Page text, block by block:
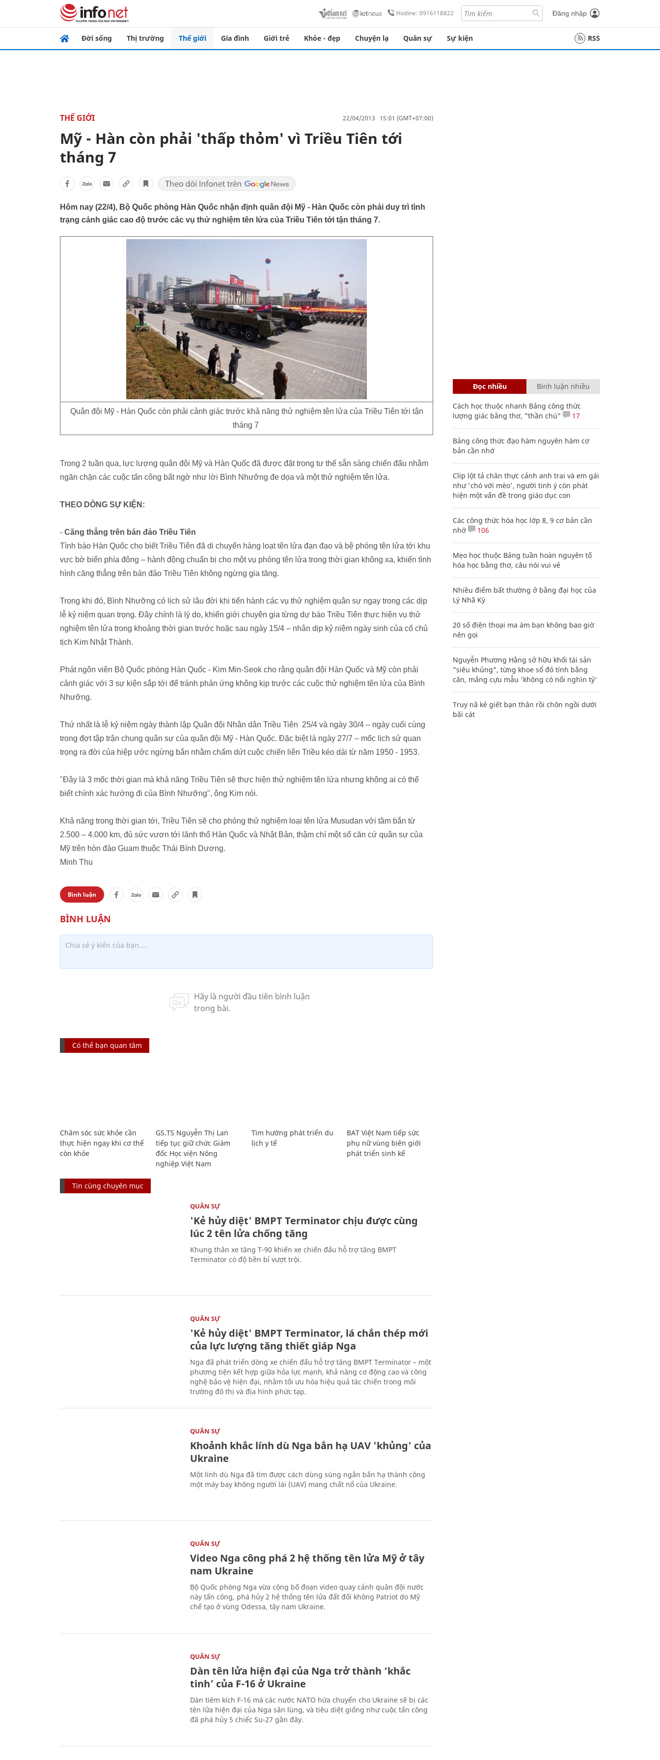
Hotline: 0916118822 Đăng nhập
Đời sống Thị trường Thế giới Gia đình Giới trẻ Khỏe - đẹp Chuyện lạ Quân sự Sự kiện RSS
THẾ GIỚI 22/04/2013 15:01 (GMT+07:00)
Mỹ - Hàn còn phải 'thấp thỏm' vì Triều Tiên tới
tháng 7
Hôm nay (22/4), Bộ Quốc phòng Hàn Quốc nhận định quân đội Mỹ - Hàn Quốc còn phải duy trì tình
trạng cảnh giác cao độ trước các vụ thử nghiệm tên lửa của Triều Tiên tới tận tháng 7.
Quân đội Mỹ - Hàn Quốc còn phải cảnh giác trước khả năng thử nghiệm tên lửa của Triều Tiên tới tận
tháng 7
Trong 2 tuần qua, lực lượng quân đội Mỹ và Hàn Quốc đã được đặt trong tư thế sẵn sàng chiến đấu nhằm
ngăn chặn các cuộc tấn công bất ngờ như lời Bình Nhưỡng đe dọa và một thử nghiệm tên lửa.
THEO DÒNG SỰ KIỆN:
- Căng thẳng trên bán đảo Triều Tiên
Tình báo Hàn Quốc cho biết Triều Tiên đã di chuyển hàng loạt tên lửa đạn đạo và bệ phóng tên lửa tới khu
vực bờ biển phía đông – hành động chuẩn bị cho một vụ phóng tên lửa trong thời gian không xa, khiến tình
hình căng thẳng trên bán đảo Triều Tiên không ngừng gia tăng.
Trong khi đó, Bình Nhưỡng có lịch sử lâu đời khi tiến hành các vụ thử nghiệm quân sự ngay trong các dịp
lễ kỷ niệm quan trọng. Đây chính là lý do, khiến giới chuyên gia từng dự báo Triều Tiên thực hiện vụ thử
nghiệm tên lửa trong khoảng thời gian trước hoặc sau ngày 15/4 – nhân dịp kỷ niệm ngày sinh của cố chủ
tịch Kim Nhật Thành.
Phát ngôn viên Bộ Quốc phòng Hàn Quốc - Kim Min-Seok cho rằng quân đội Hàn Quốc và Mỹ còn phải
cảnh giác với 3 sự kiện sắp tới để tránh phản ứng không kịp trước các cuộc thử nghiệm tên lửa của Bình
Nhưỡng.
Thứ nhất là lễ kỷ niệm ngày thành lập Quân đội Nhân dân Triều Tiên 25/4 và ngày 30/4 – ngày cuối cùng
trong đợt tập trận chung quân sự của quân đội Mỹ - Hàn Quốc. Đặc biệt là ngày 27/7 – mốc lịch sử quan
trọng ra đời của hiệp ước ngừng bắn nhằm chấm dứt cuộc chiến liên Triều kéo dài từ năm 1950 - 1953.
"Đây là 3 mốc thời gian mà khả năng Triều Tiên sẽ thực hiện thử nghiệm tên lửa nhưng không ai có thể
biết chính xác hướng đi của Bình Nhưỡng", ông Kim nói.
Khả năng trong thời gian tới, Triều Tiên sẽ cho phóng thử nghiệm loại tên lửa Musudan với tầm bắn từ
2.500 – 4.000 km, đủ sức vươn tới lãnh thổ Hàn Quốc và Nhật Bản, thậm chí một số căn cứ quân sự của
Mỹ trên hòn đảo Guam thuộc Thái Bình Dương.
Minh Thu
Bình luận
Có thể bạn quan tâm
Chăm sóc sức khỏe cần
thực hiện ngay khi cơ thể
còn khỏe
GS.TS Nguyễn Thị Lan
tiếp tục giữ chức Giám
đốc Học viện Nông
nghiệp Việt Nam
Tìm hướng phát triển du
lịch y tế
BAT Việt Nam tiếp sức
phụ nữ vùng biên giới
phát triển sinh kế
Tin cùng chuyên mục
QUÂN SỰ
'Kẻ hủy diệt' BMPT Terminator chịu được cùng
lúc 2 tên lửa chống tăng
Khung thân xe tăng T-90 khiến xe chiến đấu hỗ trợ tăng BMPT
Terminator có độ bền bỉ vượt trội.
QUÂN SỰ
'Kẻ hủy diệt' BMPT Terminator, lá chắn thép mới
của lực lượng tăng thiết giáp Nga
Nga đã phát triển dòng xe chiến đấu hỗ trợ tăng BMPT Terminator – một
phương tiện kết hợp giữa hỏa lực mạnh, khả năng cơ động cao và công
nghệ bảo vệ hiện đại, nhằm tối ưu hóa hiệu quả tác chiến trong môi
trường đô thị và địa hình phức tạp.
QUÂN SỰ
Khoảnh khắc lính dù Nga bắn hạ UAV 'khủng' của
Ukraine
Một lính dù Nga đã tìm được cách dùng súng ngắn bắn hạ thành công
một máy bay không người lái (UAV) mang chất nổ của Ukraine.
QUÂN SỰ
Video Nga công phá 2 hệ thống tên lửa Mỹ ở tây
nam Ukraine
Bộ Quốc phòng Nga vừa công bố đoạn video quay cảnh quân đội nước
này tấn công, phá hủy 2 hệ thống tên lửa đất đối không Patriot do Mỹ
chế tạo ở vùng Odessa, tây nam Ukraine.
QUÂN SỰ
Dàn tên lửa hiện đại của Nga trở thành ‘khắc
tinh’ của F-16 ở Ukraine
Dàn tiêm kích F-16 mà các nước NATO hứa chuyển cho Ukraine sẽ bị các
tên lửa hiện đại của Nga săn lùng, và tiêu diệt giống như cuộc tấn công
đã phá hủy 5 chiếc Su-27 gần đây.
Đọc nhiều Bình luận nhiều
Cách học thuộc nhanh Bảng công thức
lượng giác bằng thơ, "thần chú"
17
Bảng công thức đạo hàm nguyên hàm cơ
bản cần nhớ
Clip lột tả chân thực cảnh anh trai và em gái
như 'chó với mèo', người tinh ý còn phát
hiện một vấn đề trong giáo dục con
Các công thức hóa học lớp 8, 9 cơ bản cần
nhớ
106
Mẹo học thuộc Bảng tuần hoàn nguyên tố
hóa học bằng thơ, câu nói vui vẻ
Nhiều điểm bất thường ở bằng đại học của
Lý Nhã Kỳ
20 số điện thoại ma ám bạn không bao giờ
nên gọi
Nguyễn Phương Hằng sở hữu khối tài sản
"siêu khủng", từng khoe sổ đỏ tính bằng
cân, mắng cựu mẫu 'không có nổi nghìn tỷ'
Truy nã kẻ giết bạn thân rồi chôn ngồi dưới
bãi cát